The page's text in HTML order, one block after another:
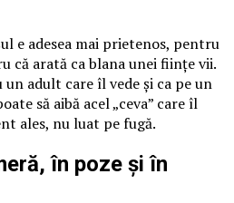
e adesea mai prietenos, pentru
că arată ca blana unei ființe vii.
adult care îl vede și ca pe un
să aibă acel „ceva” care îl
ales, nu luat pe fugă.
în poze și în